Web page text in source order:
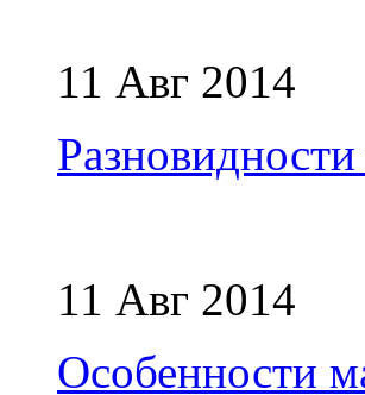
11 Авг 2014
11 Авг 2014
Особенности